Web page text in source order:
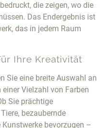
die zeigen, wo die
Das Endergebnis ist
das in jedem Raum
Ihre Kreativität
Sie eine breite Auswahl an
Vielzahl von Farben
Sie prächtige
bezaubernde
bevorzugen –